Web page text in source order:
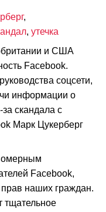
,
, утечка
и США
Facebook.
соцсети,
информации о
скандала с
Марк Цукерберг
Facebook,
наших граждан.
тщательное